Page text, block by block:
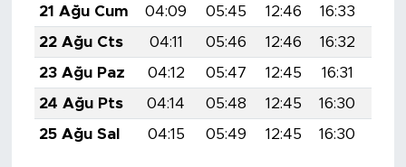
21 Ağu Cum
04:09 05:45 12:46 16:33
22 Ağu Cts
04:11 05:46 12:46 16:32
23 Ağu Paz
04:12 05:47 12:45 16:31
24 Ağu Pts
04:14 05:48 12:45 16:30
25 Ağu Sal
04:15 05:49 12:45 16:30